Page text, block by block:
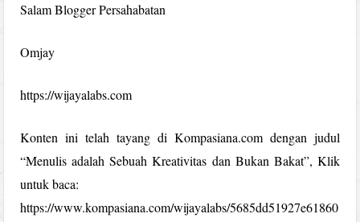
Salam Blogger Persahabatan
Omjay
https://wijayalabs.com
Konten ini telah tayang di Kompasiana.com dengan judul
“Menulis adalah Sebuah Kreativitas dan Bukan Bakat”, Klik
untuk baca:
https://www.kompasiana.com/wijayalabs/5685dd51927e61860